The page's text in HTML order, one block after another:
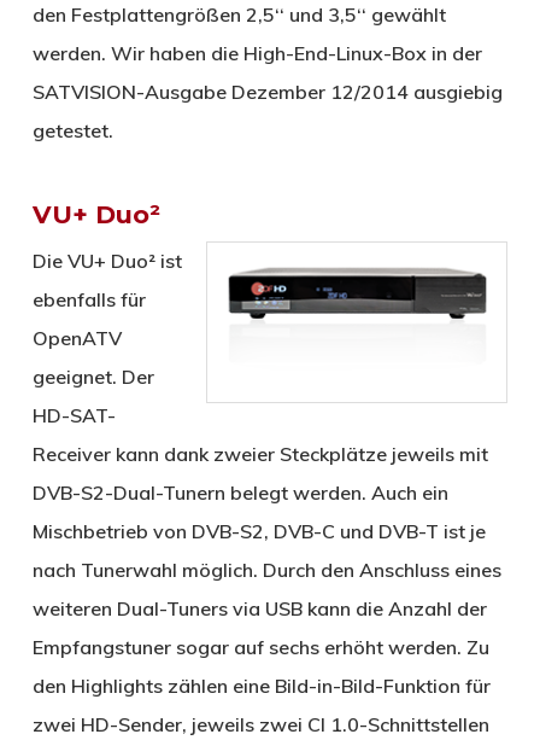
den Festplattengrößen 2,5‘‘ und 3,5‘‘ gewählt
werden. Wir haben die High-End-Linux-Box in der
SATVISION-Ausgabe Dezember 12/2014 ausgiebig
getestet.
VU+ Duo²
Die VU+ Duo² ist
ebenfalls für
OpenATV
geeignet. Der
HD-SAT-
Receiver kann dank zweier Steckplätze jeweils mit
DVB-S2-Dual-Tunern belegt werden. Auch ein
Mischbetrieb von DVB-S2, DVB-C und DVB-T ist je
nach Tunerwahl möglich. Durch den Anschluss eines
weiteren Dual-Tuners via USB kann die Anzahl der
Empfangstuner sogar auf sechs erhöht werden. Zu
den Highlights zählen eine Bild-in-Bild-Funktion für
zwei HD-Sender, jeweils zwei CI 1.0-Schnittstellen